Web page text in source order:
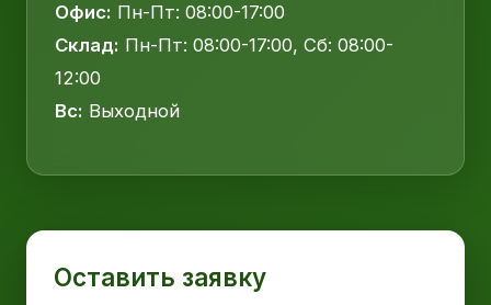
Офис: Пн-Пт: 08:00-17:00
Склад: Пн-Пт: 08:00-17:00, Сб: 08:00-
12:00
Вс: Выходной
Оставить заявку